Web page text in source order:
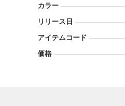
カラー
リリース日
アイテムコード
価格